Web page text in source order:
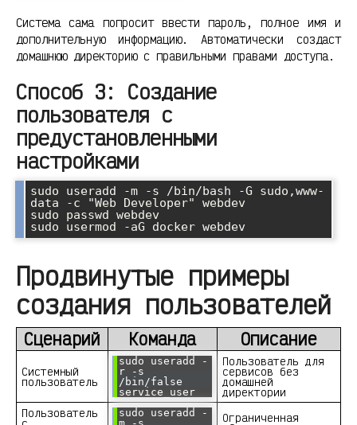
Система сама попросит ввести пароль, полное имя и
дополнительную информацию. Автоматически создаст
домашнюю директорию с правильными правами доступа.
Способ 3: Создание
пользователя с
предустановленными
настройками
sudo useradd -m -s /bin/bash -G sudo,www-
data -c "Web Developer" webdev
sudo passwd webdev
Продвинутые примеры
создания пользователей
Сценарий Команда Описание
Системный
пользователь
sudo useradd -
r -s
/bin/false
service_user
Пользователь для
сервисов без
домашней
директории
Пользователь
sudo useradd -
Ограниченная